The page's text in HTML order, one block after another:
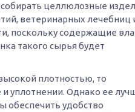
целлюлозные
ветеринарных лечебниц
поскольку содержащие
такого сырья будет
плотностью, то
уплотнении. Однако ее
обеспечить удобство